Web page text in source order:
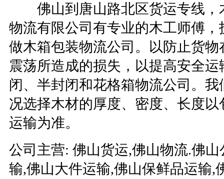
佛山到唐山路北区货运专线，
物流有限公司有专业的木工师傅
做木箱包装物流公司。以防止货
震荡所造成的损失，以提高安全
闭、半封闭和花格箱物流公司。
况选择木材的厚度、密度、长度
运输为准。
公司主营: 佛山货运,佛山物流.佛山
输,佛山大件运输,佛山保鲜品运输,